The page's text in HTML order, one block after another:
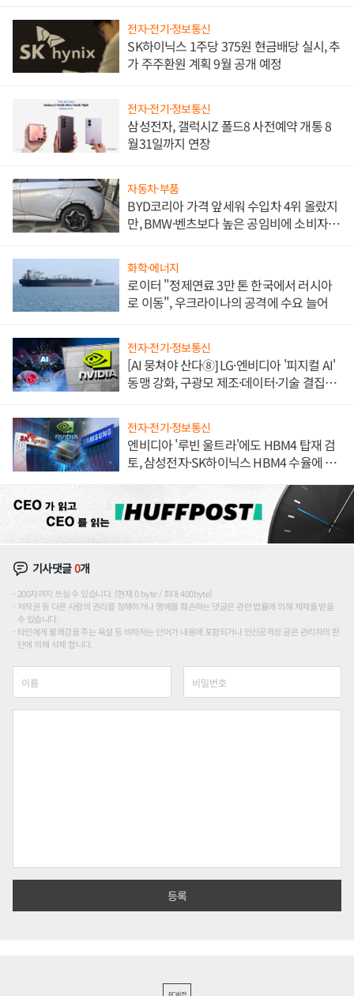
전자·전기·정보통신
SK하이닉스 1주당 375원 현금배당 실시, 추
가 주주환원 계획 9월 공개 예정
전자·전기·정보통신
삼성전자, 갤럭시Z 폴드8 사전예약 개통 8
월31일까지 연장
자동차·부품
BYD코리아 가격 앞세워 수입차 4위 올랐지
만, BMW·벤츠보다 높은 공임비에 소비자
화학·에너지
로이터 "정제연료 3만 톤 한국에서 러시아
로 이동", 우크라이나의 공격에 수요 늘어
전자·전기·정보통신
[AI 뭉쳐야 산다⑧] LG·엔비디아 '피지컬 AI'
동맹 강화, 구광모 제조·데이터·기술 결집
전자·전기·정보통신
엔비디아 '루빈 울트라'에도 HBM4 탑재 검
토, 삼성전자·SK하이닉스 HBM4 수율에 주
기사댓글0개
200자까지 쓰실 수 있습니다. (현재 0 byte / 최대 400byte)
저작권 등 다른 사람의 권리를 침해하거나 명예를 훼손하는 댓글은 관련 법률에 의해 제재를 받을
수 있습니다.
타인에게 불쾌감을 주는 욕설 등 비하하는 단어가 내용에 포함되거나 인신공격성 글은 관리자의 판
단에 의해 삭제 합니다.
PC버전